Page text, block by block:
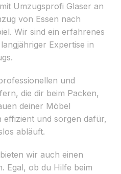
Umzugsprofi Glaser an
von Essen nach
Wir sind ein erfahrenes
Expertise in
und
die dir beim Packen,
deiner Möbel
und sorgen dafür,
abläuft.
wir auch einen
Egal, ob du Hilfe beim